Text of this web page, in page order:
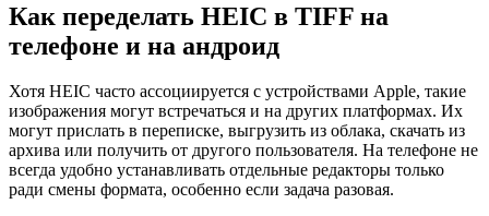
Как переделать HEIC в TIFF на
телефоне и на андроид
Хотя HEIC часто ассоциируется с устройствами Apple, такие
изображения могут встречаться и на других платформах. Их
могут прислать в переписке, выгрузить из облака, скачать из
архива или получить от другого пользователя. На телефоне не
всегда удобно устанавливать отдельные редакторы только
ради смены формата, особенно если задача разовая.